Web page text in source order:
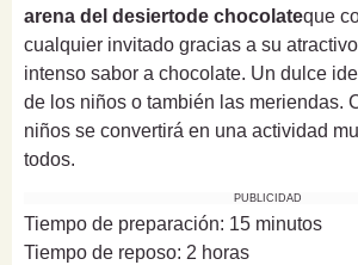
arena del desiertode chocolateque
cualquier invitado gracias a su
intenso sabor a chocolate. Un dulce
de los niños o también las meriendas.
niños se convertirá en una actividad
todos.
PUBLICIDAD
Tiempo de preparación: 15 minutos
Tiempo de reposo: 2 horas